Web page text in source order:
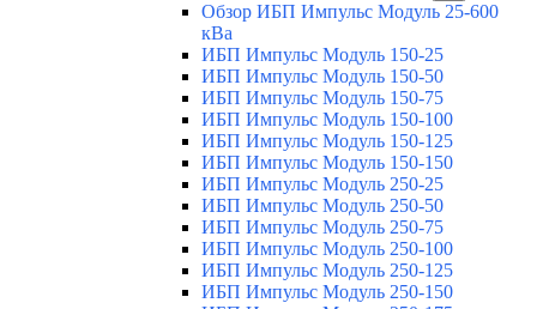
Обзор ИБП Импульс Модуль 25-600
кВа
ИБП Импульс Модуль 150-25
ИБП Импульс Модуль 150-50
ИБП Импульс Модуль 150-75
ИБП Импульс Модуль 150-100
ИБП Импульс Модуль 150-125
ИБП Импульс Модуль 150-150
ИБП Импульс Модуль 250-25
ИБП Импульс Модуль 250-50
ИБП Импульс Модуль 250-75
ИБП Импульс Модуль 250-100
ИБП Импульс Модуль 250-125
ИБП Импульс Модуль 250-150